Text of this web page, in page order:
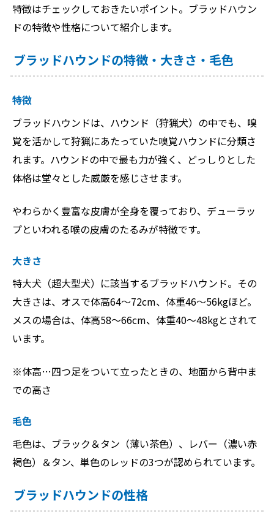
特徴はチェックしておきたいポイント。ブラッドハウン
ドの特徴や性格について紹介します。
ブラッドハウンドの特徴・大きさ・毛色
特徴
ブラッドハウンドは、ハウンド（狩猟犬）の中でも、嗅
覚を活かして狩猟にあたっていた嗅覚ハウンドに分類さ
れます。ハウンドの中で最も力が強く、どっしりとした
体格は堂々とした威厳を感じさせます。
やわらかく豊富な皮膚が全身を覆っており、デューラッ
プといわれる喉の皮膚のたるみが特徴です。
大きさ
特大犬（超大型犬）に該当するブラッドハウンド。その
大きさは、オスで体高64～72cm、体重46〜56kgほど。
メスの場合は、体高58～66cm、体重40～48kgとされて
います。
※体高…四つ足をついて立ったときの、地面から背中ま
での高さ
毛色
毛色は、ブラック＆タン（薄い茶色）、レバー（濃い赤
褐色）＆タン、単色のレッドの3つが認められています。
ブラッドハウンドの性格